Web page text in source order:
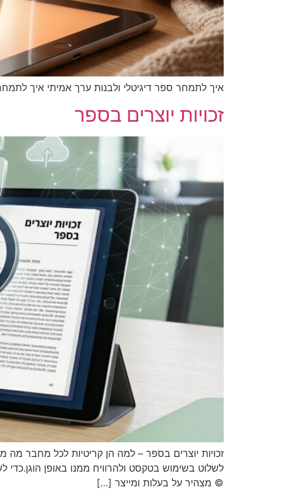
איך לתמחר ספר דיגיטלי
זכויות יוצרים בספר
זכויות יוצרים בספר – למה הן קריטיות לכל מחבר מה
לשלוט בשימוש בטקסט ולהרוויח ממנו באופן
© מצהיר על בעלות ומייצר […]